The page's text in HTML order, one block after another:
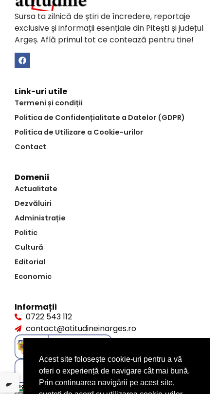
Sursa ta zilnică de știri de încredere, reportaje
exclusive și informații esențiale din Pitești și județul
Argeș. Află primul tot ce contează pentru tine!
Link-uri utile
Termeni și condiții
Politica de Confidențialitate a Datelor (GDPR)
Politica de Utilizare a Cookie-urilor
Contact
Domenii
Actualitate
Dezvăluiri
Administrație
Politic
Cultură
Editorial
Economic
Informații
0722 543 112
contact@atitudineinarges.ro
Acest site folosește cookie-uri pentru a vă
oferi o experiență de navigare cât mai bună.
Prin continuarea navigării pe acest site,